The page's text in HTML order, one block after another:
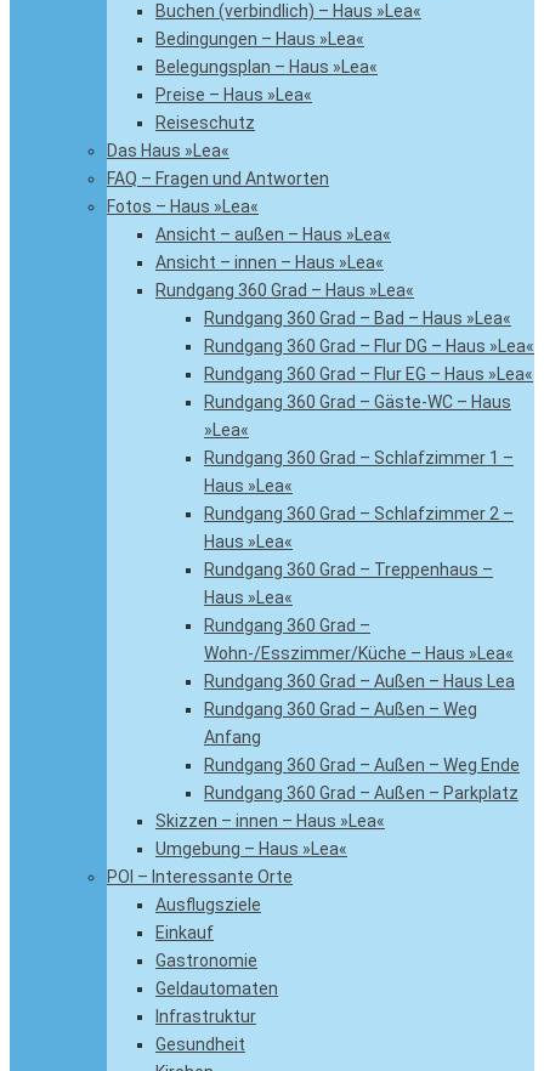
Buchen (verbindlich) – Haus »Lea«
Bedingungen – Haus »Lea«
Belegungsplan – Haus »Lea«
Preise – Haus »Lea«
Reiseschutz
Das Haus »Lea«
FAQ – Fragen und Antworten
Fotos – Haus »Lea«
Ansicht – außen – Haus »Lea«
Ansicht – innen – Haus »Lea«
Rundgang 360 Grad – Haus »Lea«
Rundgang 360 Grad – Bad – Haus »Lea«
Rundgang 360 Grad – Flur DG – Haus »Lea«
Rundgang 360 Grad – Flur EG – Haus »Lea«
Rundgang 360 Grad – Gäste-WC – Haus
»Lea«
Rundgang 360 Grad – Schlafzimmer 1 –
Haus »Lea«
Rundgang 360 Grad – Schlafzimmer 2 –
Haus »Lea«
Rundgang 360 Grad – Treppenhaus –
Haus »Lea«
Rundgang 360 Grad –
Wohn-/Esszimmer/Küche – Haus »Lea«
Rundgang 360 Grad – Außen – Haus Lea
Rundgang 360 Grad – Außen – Weg
Anfang
Rundgang 360 Grad – Außen – Weg Ende
Rundgang 360 Grad – Außen – Parkplatz
Skizzen – innen – Haus »Lea«
Umgebung – Haus »Lea«
POI – Interessante Orte
Ausflugsziele
Einkauf
Gastronomie
Geldautomaten
Infrastruktur
Gesundheit